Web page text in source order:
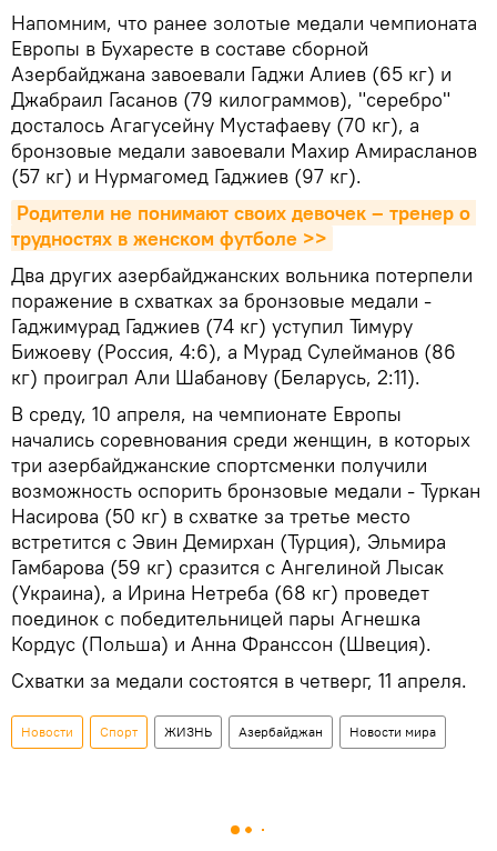
Напомним, что ранее золотые медали чемпионата
Европы в Бухаресте в составе сборной
Азербайджана завоевали Гаджи Алиев (65 кг) и
Джабраил Гасанов (79 килограммов), "серебро"
досталось Агагусейну Мустафаеву (70 кг), а
бронзовые медали завоевали Махир Амирасланов
(57 кг) и Нурмагомед Гаджиев (97 кг).
Родители не понимают своих девочек – тренер о
трудностях в женском футболе >>
Два других азербайджанских вольника потерпели
поражение в схватках за бронзовые медали -
Гаджимурад Гаджиев (74 кг) уступил Тимуру
Бижоеву (Россия, 4:6), а Мурад Сулейманов (86
кг) проиграл Али Шабанову (Беларусь, 2:11).
В среду, 10 апреля, на чемпионате Европы
начались соревнования среди женщин, в которых
три азербайджанские спортсменки получили
возможность оспорить бронзовые медали - Туркан
Насирова (50 кг) в схватке за третье место
встретится с Эвин Демирхан (Турция), Эльмира
Гамбарова (59 кг) сразится с Ангелиной Лысак
(Украина), а Ирина Нетреба (68 кг) проведет
поединок с победительницей пары Агнешка
Кордус (Польша) и Анна Франссон (Швеция).
Схватки за медали состоятся в четверг, 11 апреля.
Новости Спорт ЖИЗНЬ Азербайджан Новости мира